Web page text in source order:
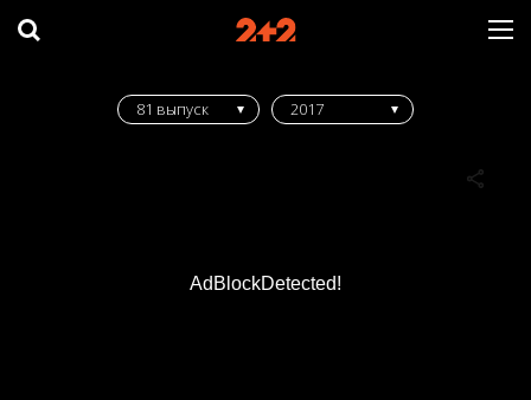
AdBlockDetected!
81 выпуск 2017